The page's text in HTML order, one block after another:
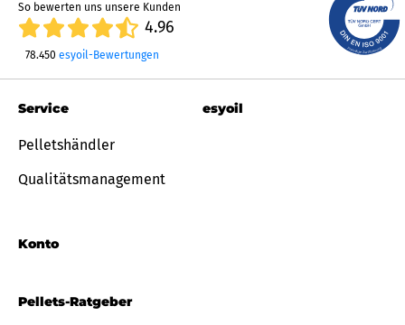
So bewerten uns unsere Kunden
4.96
78.450 esyoil-Bewertungen
Pellets-Ratgeber
Service
Pelletshändler
Qualitätsmanagement
Konto
esyoil